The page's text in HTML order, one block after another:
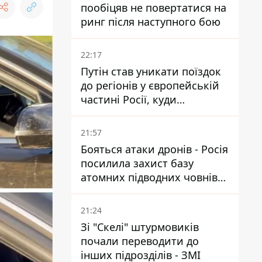
пообіцяв не повертатися на
ринг після наступного бою
22:17
Путін став уникати поїздок
до регіонів у європейській
частині Росії, куди
регулярно долітають дрони
21:57
Бояться атаки дронів - Росія
посилила захист базу
атомних підводних човнів
за 7400 км від України
21:24
Зі "Скелі" штурмовиків
почали переводити до
інших підрозділів - ЗМІ